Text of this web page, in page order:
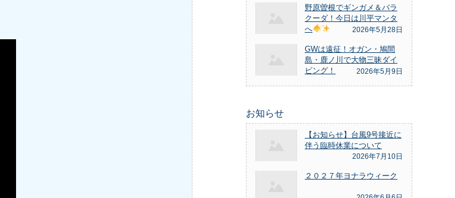
野原曽根でギンガメ＆バラ
クーダ！今日は川平マンタ
へ
2026年5月28日
GWは遠征！オガン・鳩間
島・鹿ノ川で大物三昧ダイ
ビング！
2026年5月9日
お知らせ
【お知らせ】台風9号接近に
伴う臨時休業について
2026年7月10日
２０２７年ヨナラウィーク